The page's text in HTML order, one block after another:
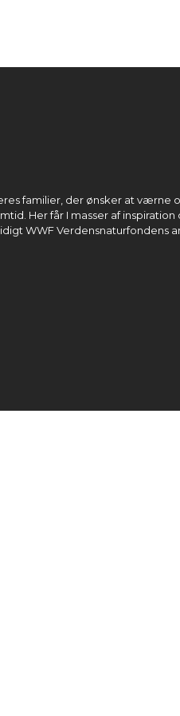
familier, der ønsker at værne
Her får I masser af inspiration
WWF Verdensnaturfondens